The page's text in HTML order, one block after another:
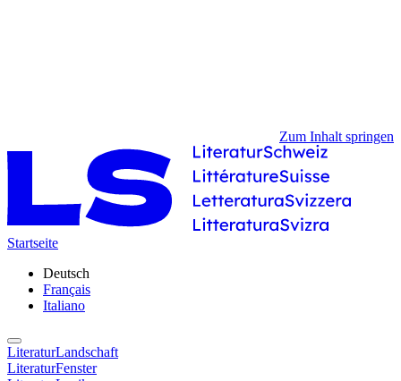
Zum Inhalt springen
Startseite
Deutsch
Français
Italiano
LiteraturLandschaft
LiteraturFenster